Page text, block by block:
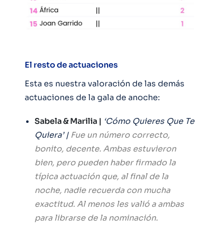
El resto de actuaciones
Esta es nuestra valoración de las demás
actuaciones de la gala de anoche:
Sabela & Marilia | ‘Cómo Quieres Que Te
Quiera’ | Fue un número correcto,
bonito, decente. Ambas estuvieron
bien, pero pueden haber firmado la
típica actuación que, al final de la
noche, nadie recuerda con mucha
exactitud. Al menos les valió a ambas
para librarse de la nominación.